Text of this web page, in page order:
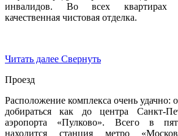
инвалидов. Во всех квартирах
качественная чистовая отделка.
Читать далее Свернуть
Проезд
Расположение комплекса очень удачно:
добираться как до центра Санкт-
аэропорта «Пулково». Всего в
находится станция метро